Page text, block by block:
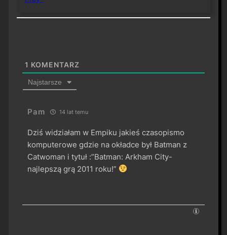
1 KOMENTARZ
Najstarsze
Pam 14 lat temu
Dziś widziałam w Empiku jakieś czasopismo
komputerowe gdzie na okładce był Batman z
Catwoman i tytuł :”Batman: Arkham City-
najlepszą grą 2011 roku!”